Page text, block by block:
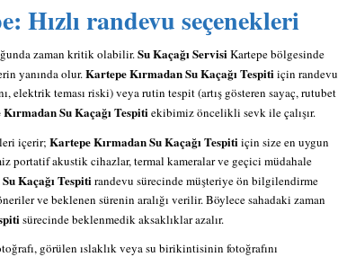
Hızlı randevu seçenekleri
zaman kritik olabilir.Su Kaçağı Servisi Kartepe bölgesinde
yanında olur.Kartepe Kırmadan Su Kaçağı Tespiti için randevu
elektrik teması riski) veya rutin tespit (artış gösteren sayaç, rutubet
Su Kaçağı Tespiti ekibimiz öncelikli sevk ile çalışır.
içerir; Kartepe Kırmadan Su Kaçağı Tespiti için size en uygun
akustik cihazlar, termal kameralar ve geçici müdahale
Kaçağı Tespiti randevu sürecinde müşteriye ön bilgilendirme
ve beklenen sürenin aralığı verilir. Böylece sahadaki zaman
sürecinde beklenmedik aksaklıklar azalır.
görülen ıslaklık veya su birikintisinin fotoğrafını